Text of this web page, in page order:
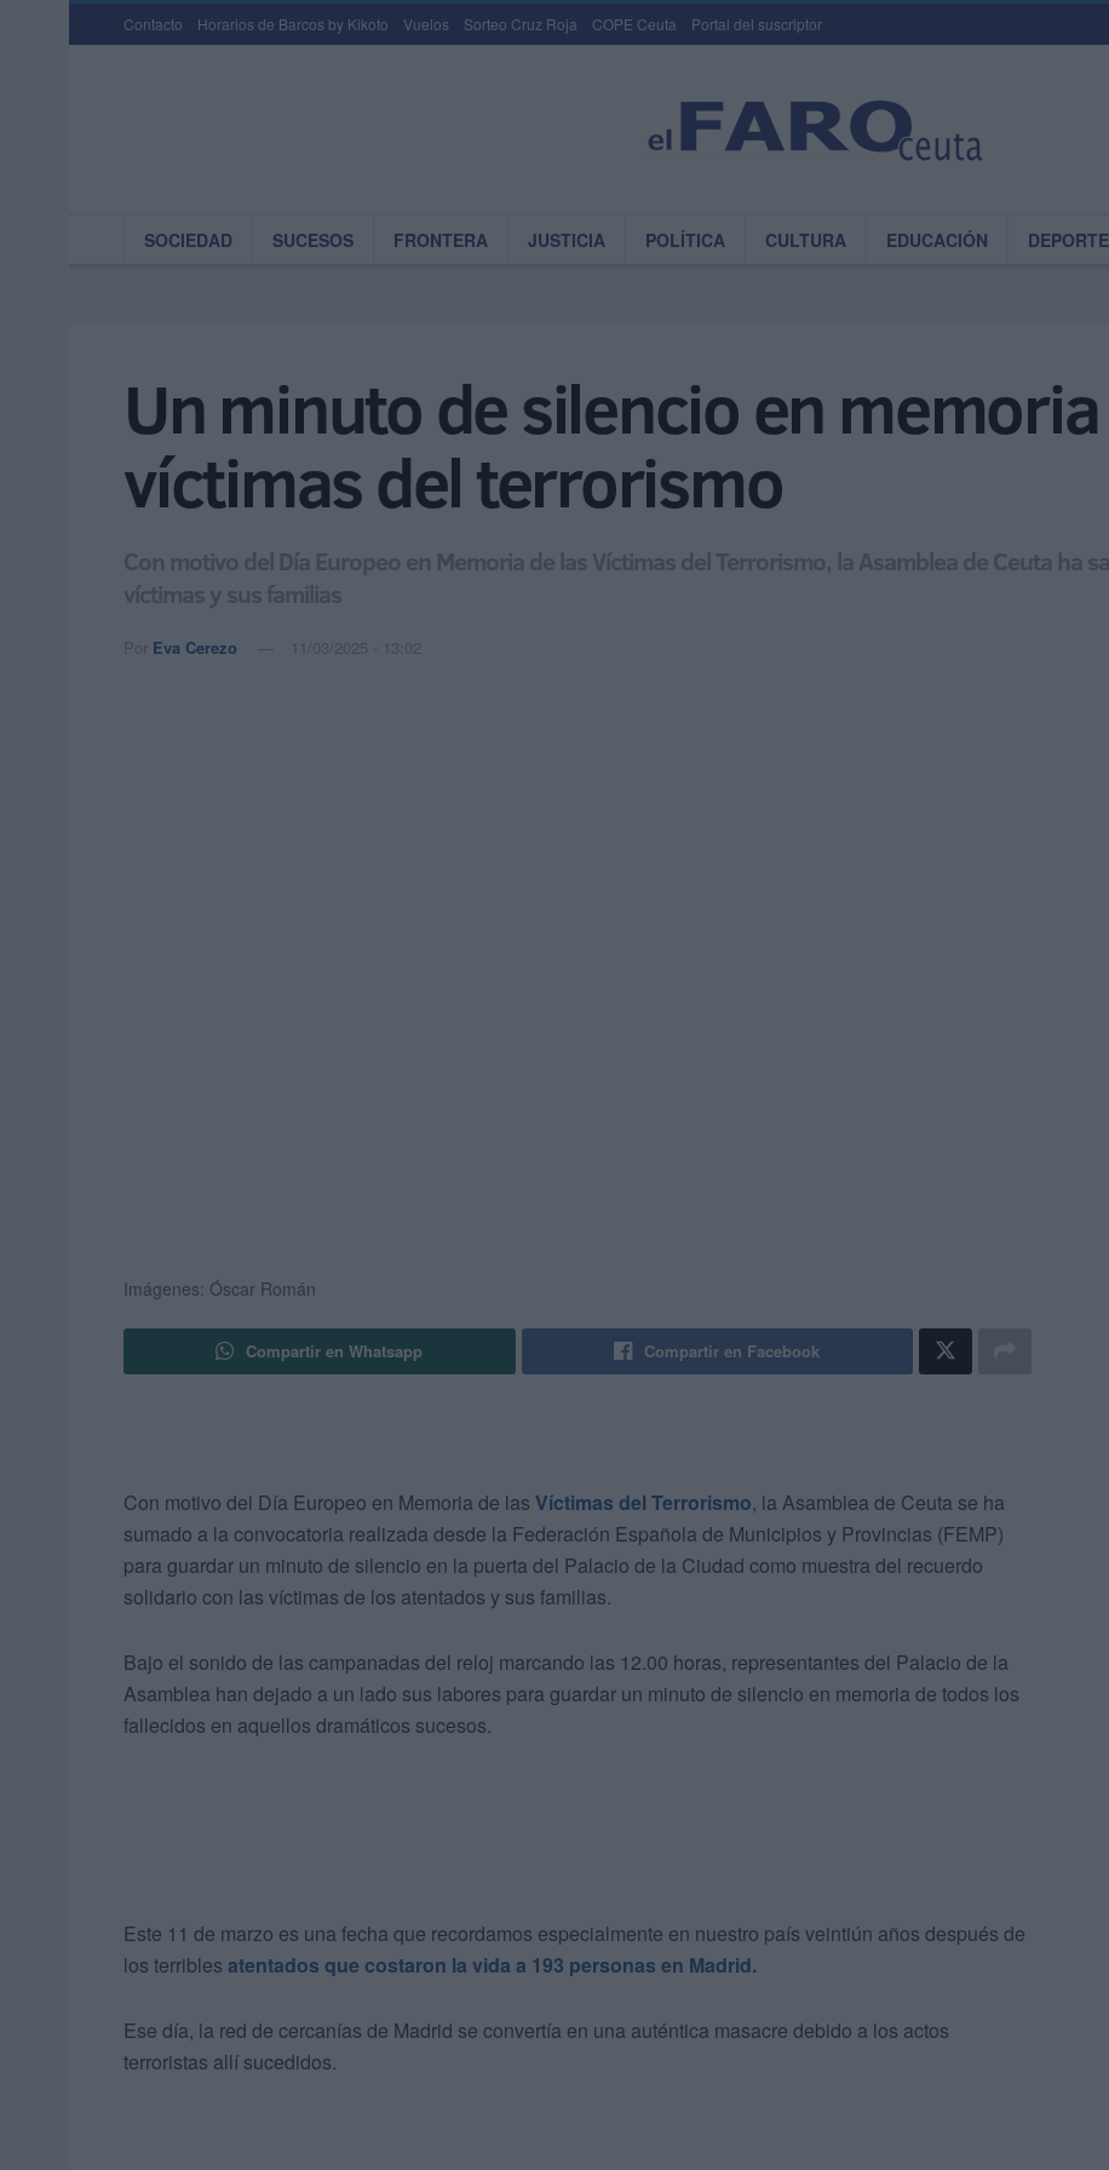
Contacto Horarios de Barcos by Kikoto Vuelos Sorteo Cruz Roja COPE Ceuta Portal del suscriptor
SOCIEDAD SUCESOS FRONTERA JUSTICIA POLÍTICA CULTURA EDUCACIÓN
Un minuto de silencio en
víctimas del terrorismo
Con motivo del Día Europeo en Memoria de las Víctimas del Terrorismo, la Asamblea de Ceuta ha
víctimas y sus familias
Por Eva Cerezo 11/03/2025 - 13:02
Imágenes: Óscar Román
Compartir en Whatsapp Compartir en Facebook
Con motivo del Día Europeo en Memoria de las Víctimas del Terrorismo, la Asamblea de Ceuta se ha
sumado a la convocatoria realizada desde la Federación Española de Municipios y Provincias (FEMP)
para guardar un minuto de silencio en la puerta del Palacio de la Ciudad como muestra del recuerdo
solidario con las víctimas de los atentados y sus familias.
Bajo el sonido de las campanadas del reloj marcando las 12.00 horas, representantes del Palacio de la
Asamblea han dejado a un lado sus labores para guardar un minuto de silencio en memoria de todos los
fallecidos en aquellos dramáticos sucesos.
Este 11 de marzo es una fecha que recordamos especialmente en nuestro país veintiún años después de
los terribles atentados que costaron la vida a 193 personas en Madrid.
Ese día, la red de cercanías de Madrid se convertía en una auténtica masacre debido a los actos
terroristas allí sucedidos.